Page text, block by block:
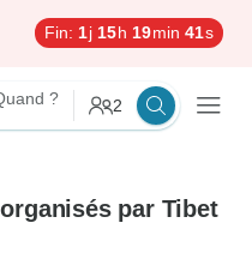
Fin: 1j 15h 19min 40s
? 2
par Tibet